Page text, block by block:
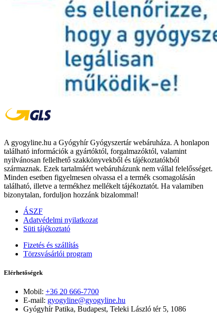
A gyogyline.hu a Gyógyhír Gyógyszertár webáruháza. A honlapon
található információk a gyártóktól, forgalmazóktól, valamint
nyilvánosan fellelhető szakkönyvekből és tájékoztatókból
származnak. Ezek tartalmáért webáruházunk nem vállal felelősséget.
Minden esetben figyelmesen olvassa el a termék csomagolásán
található, illetve a termékhez mellékelt tájékoztatót. Ha valamiben
bizonytalan, forduljon hozzánk bizalommal!
ÁSZF
Adatvédelmi nyilatkozat
Süti tájékoztató
Fizetés és szállítás
Törzsvásárlói program
Elérhetőségek
Mobil: +36 20 666-7700
E-mail: gyogyline@gyogyline.hu
Gyógyhír Patika, Budapest, Teleki László tér 5, 1086